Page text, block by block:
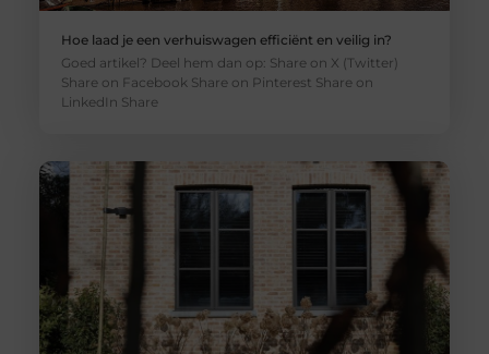
Hoe laad je een verhuiswagen efficiënt en veilig in?
Goed artikel? Deel hem dan op: Share on X (Twitter)
Share on Facebook Share on Pinterest Share on
LinkedIn Share